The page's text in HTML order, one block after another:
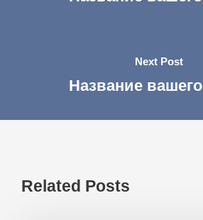
Next Post
Название
Related Posts